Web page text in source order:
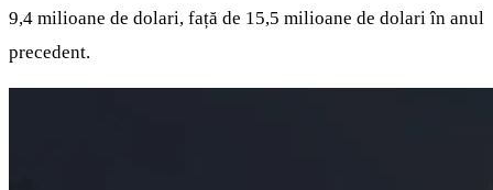
9,4 milioane de dolari, față de 15,5 milioane de dolari în anul
precedent.